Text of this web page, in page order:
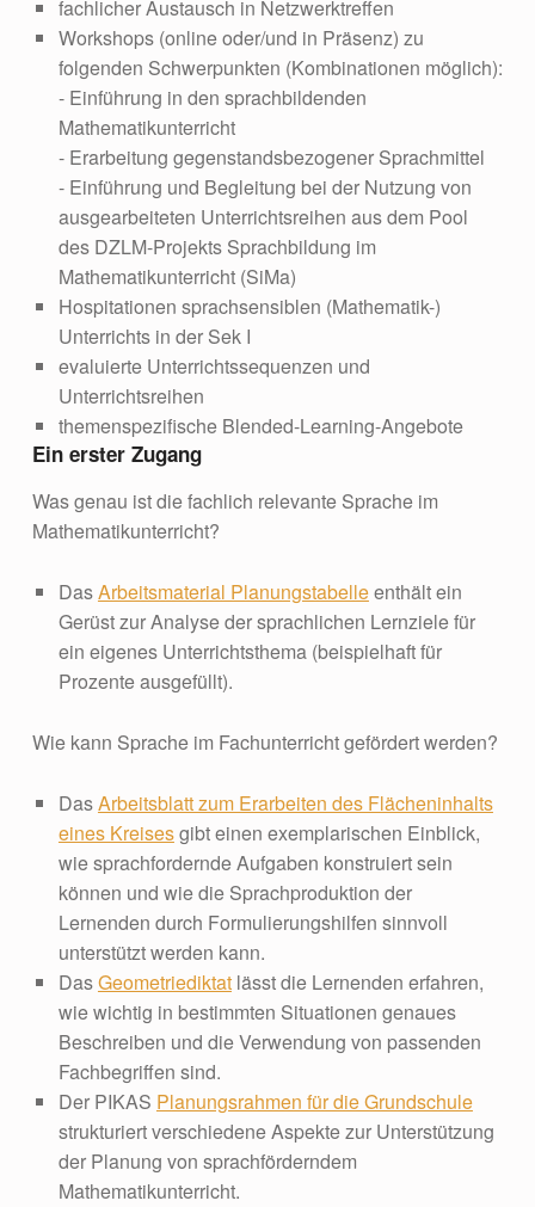
fachlicher Austausch in Netzwerktreffen
Workshops (online oder/und in Präsenz) zu
folgenden Schwerpunkten (Kombinationen möglich):
- Einführung in den sprachbildenden
Mathematikunterricht
- Erarbeitung gegenstandsbezogener Sprachmittel
- Einführung und Begleitung bei der Nutzung von
ausgearbeiteten Unterrichtsreihen aus dem Pool
des DZLM-Projekts Sprachbildung im
Mathematikunterricht (SiMa)
Hospitationen sprachsensiblen (Mathematik-)
Unterrichts in der Sek I
evaluierte Unterrichtssequenzen und
Unterrichtsreihen
themenspezifische Blended-Learning-Angebote
Ein erster Zugang
Was genau ist die fachlich relevante Sprache im
Mathematikunterricht?
DasArbeitsmaterial Planungstabelleenthält ein
Gerüst zur Analyse der sprachlichen Lernziele für
ein eigenes Unterrichtsthema (beispielhaft für
Prozente ausgefüllt).
Wie kann Sprache im Fachunterricht gefördert werden?
DasArbeitsblatt zum Erarbeiten des Flächeninhalts
eines Kreisesgibt einen exemplarischen Einblick,
wie sprachfordernde Aufgaben konstruiert sein
können und wie die Sprachproduktion der
Lernenden durch Formulierungshilfen sinnvoll
unterstützt werden kann.
DasGeometriediktatlässt die Lernenden erfahren,
wie wichtig in bestimmten Situationen genaues
Beschreiben und die Verwendung von passenden
Fachbegriffen sind.
Der PIKAS Planungsrahmen für die Grundschule
strukturiert verschiedene Aspekte zur Unterstützung
der Planung von sprachförderndem
Mathematikunterricht.